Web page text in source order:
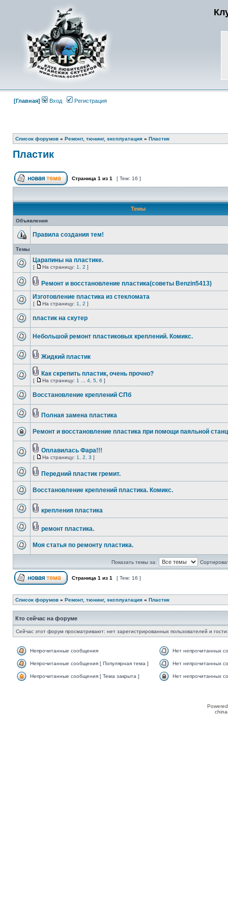
[Главная] Вход Регистрация
Список форумов » Ремонт, тюнинг, эксплуатация » Пластик
Пластик
Страница 1 из 1 [ Тем: 16 ]
Темы
Объявления
Правила создания тем!
Темы
Царапины на пластике.
[ На страницу: 1 2 ]
Ремонт и восстановление пластика(советы Benzin5413)
Изготовление пластика из стекломата
[ На страницу: 1 2 ]
пластик на скутер
Небольшой ремонт пластиковых креплений. Комикс.
Жидкий пластик
Как скрепить пластик, очень прочно?
[ На страницу: 1 4 5 6 ]
Восстановление креплений СПб
Полная замена пластика
Ремонт и восстановление пластика при помощи паяльной
Оплавилась Фара!!!
[ На страницу: 1 2 3 ]
Передний пластик гремит.
Восстановление креплений пластика. Комикс.
крепления пластика
ремонт пластика.
Моя статья по ремонту пластика.
Показать темы за:
Страница 1 из 1 [ Тем: 16 ]
Список форумов » Ремонт, тюнинг, эксплуатация » Пластик
Кто сейчас на форуме
Сейчас этот форум просматривают: нет зарегистрированных пользователей и
Непрочитанные сообщения Нет непрочитанных
Непрочитанные сообщения [ Популярная тема ] Нет непрочитанных
Непрочитанные сообщения [ Тема закрыта ] Нет непрочитанных